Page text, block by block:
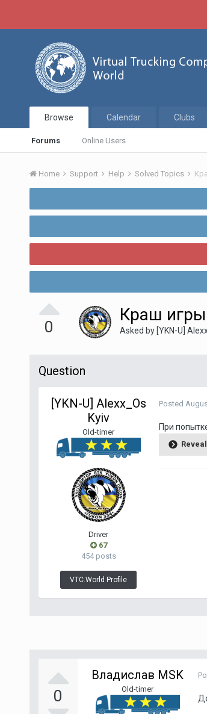
Browse
Forums Online Users
Calendar Clubs
Home Support Help Solved Topics
0
Краш игры
Asked by [YKN-U]
Question
[YKN-U] Alexx_Os
Kyiv
Old-timer
Driver
67
454 posts
VTC.World Profile
Posted
При
0
Владислав MSK
Old-timer